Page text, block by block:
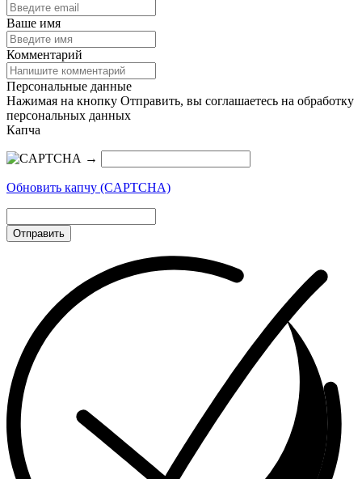
Ваше имя
Комментарий
Персональные данные
Нажимая на кнопку Отправить, вы соглашаетесь на обработку
персональных данных
Капча
→
Обновить капчу (CAPTCHA)
Отправить